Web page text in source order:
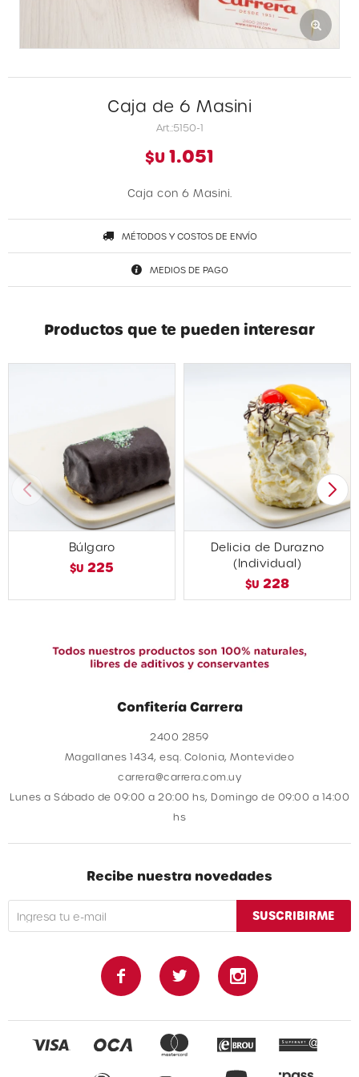
Caja de 6 Masini
5150-1
$U 1.051
Caja con 6 Masini.
MÉTODOS Y COSTOS DE ENVÍO
MEDIOS DE PAGO
Productos que te pueden interesar
Búlgaro
$U 225
Delicia de Durazno
(Individual)
$U 228
Confitería Carrera
2400 2859
Magallanes 1434, esq. Colonia, Montevideo
carrera@carrera.com.uy
Lunes a Sábado de 09:00 a 20:00 hs, Domingo de 09:00 a 14:00
hs
Recibe nuestra novedades
SUSCRIBIRME
  